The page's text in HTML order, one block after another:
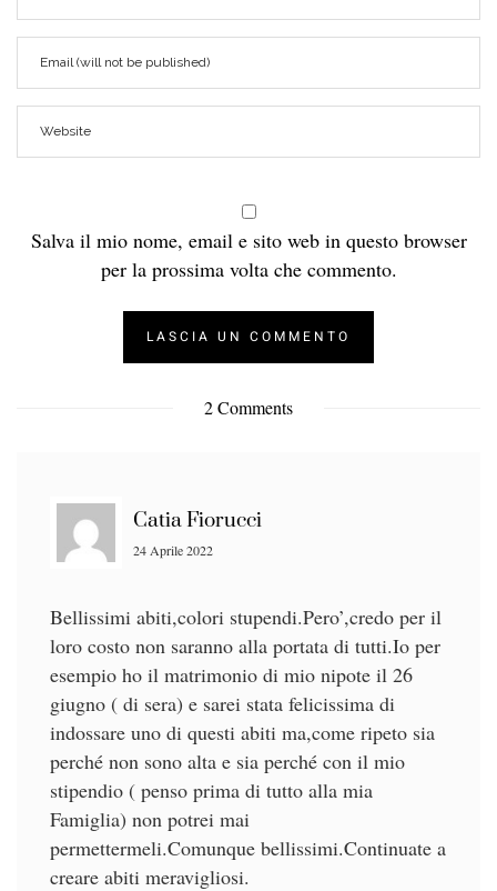
Salva il mio nome, email e sito web in questo browser
per la prossima volta che commento.
2 Comments
Catia Fiorucci
24 Aprile 2022
Bellissimi abiti,colori stupendi.Pero’,credo per il
loro costo non saranno alla portata di tutti.Io per
esempio ho il matrimonio di mio nipote il 26
giugno ( di sera) e sarei stata felicissima di
indossare uno di questi abiti ma,come ripeto sia
perché non sono alta e sia perché con il mio
stipendio ( penso prima di tutto alla mia
Famiglia) non potrei mai
permettermeli.Comunque bellissimi.Continuate a
creare abiti meravigliosi.